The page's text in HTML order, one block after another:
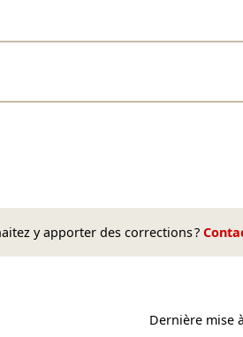
y apporter des corrections ?
Dernière mise